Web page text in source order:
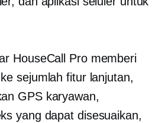
HouseCall Pro memberi
sejumlah fitur lanjutan,
GPS karyawan,
yang dapat disesuaikan,